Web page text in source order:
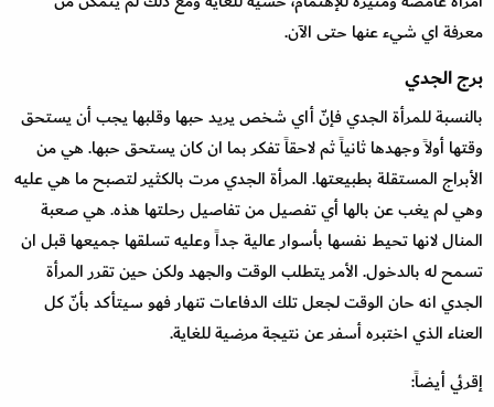
معرفة اي شيء عنها حتى الآن.
برج الجدي
بالنسبة للمرأة الجدي فإنّ أاي شخص يريد حبها وقلبها يجب أن يستحق
وقتها أولاً وجهدها ثانياً ثم لاحقاً تفكر بما ان كان يستحق حبها. هي من
الأبراج المستقلة بطبيعتها. المرأة الجدي مرت بالكثير لتصبح ما هي عليه
وهي لم يغب عن بالها أي تفصيل من تفاصيل رحلتها هذه. هي صعبة
المنال لانها تحيط نفسها بأسوار عالية جداً وعليه تسلقها جميعها قبل ان
تسمح له بالدخول. الأمر يتطلب الوقت والجهد ولكن حين تقرر المرأة
الجدي انه حان الوقت لجعل تلك الدفاعات تنهار فهو سيتأكد بأنّ كل
العناء الذي اختبره أسفر عن نتيجة مرضية للغاية.
إقرئي أيضاً: